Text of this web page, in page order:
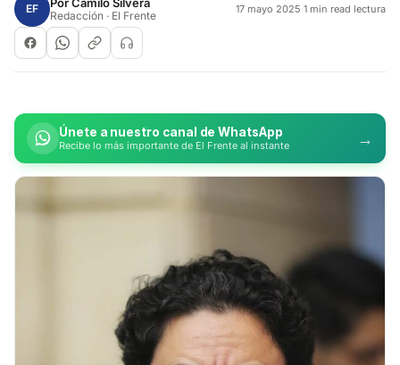
EF Redacción · El Frente 17 mayo 2025·1 min read lectura
Únete a nuestro canal de WhatsApp
Recibe lo más importante de El Frente al instante →